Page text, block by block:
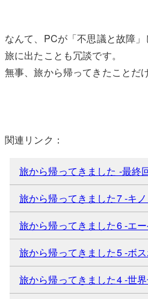
なんて、PCが「不思議と故障
旅に出たことも冗談です。
無事、旅から帰ってきたことだ
関連リンク：
旅から帰ってきました -最終
旅から帰ってきました7 -キ
旅から帰ってきました6 -エ
旅から帰ってきました5 -ボ
旅から帰ってきました4 -世